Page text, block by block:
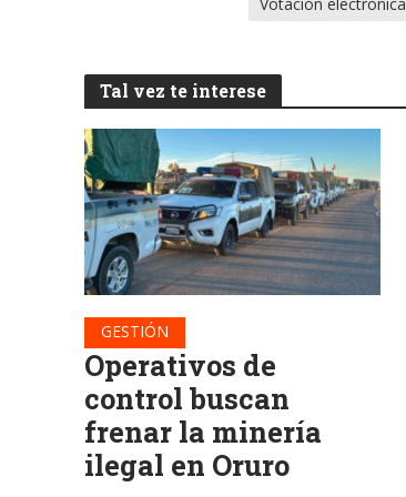
Tal vez te interese
GESTIÓN
Operativos de
control buscan
frenar la minería
ilegal en Oruro